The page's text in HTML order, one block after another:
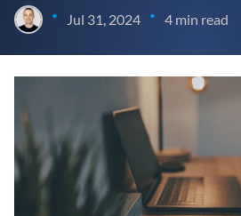
• Jul 31, 2024 • 4 min read